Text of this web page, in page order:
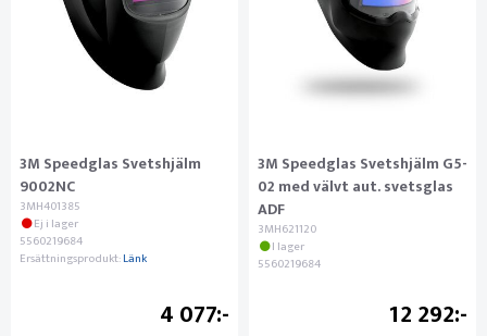
3M Speedglas Svetshjälm
9002NC
3MH401385
Ej i lager
5560219684
Ersättningsprodukt:Länk
4 077
3M Speedglas Svetshjälm G5-
02 med välvt aut. svetsglas
ADF
3MH621120
I lager
5560219684
12 292